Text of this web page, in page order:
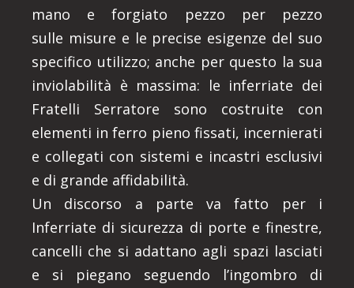
mano e forgiato pezzo per pezzo
sulle misure e le precise esigenze del suo
specifico utilizzo; anche per questo la sua
inviolabilità è massima: le inferriate dei
Fratelli Serratore sono costruite con
elementi in ferro pieno fissati, incernierati
e collegati con sistemi e incastri esclusivi
e di grande affidabilità.
Un discorso a parte va fatto per i
Inferriate di sicurezza di porte e finestre,
cancelli che si adattano agli spazi lasciati
e si piegano seguendo l’ingombro di